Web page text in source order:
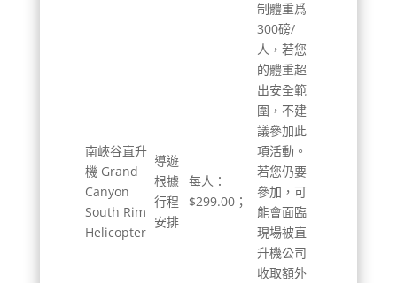
南峽谷直升
機 Grand
Canyon
South Rim
Helicopter
導遊
根據
行程
安排
每人：
$299.00；
制體重爲
300磅/
人，若您
的體重超
出安全範
圍，不建
議參加此
項活動。
若您仍要
參加，可
能會面臨
現場被直
升機公司
收取額外